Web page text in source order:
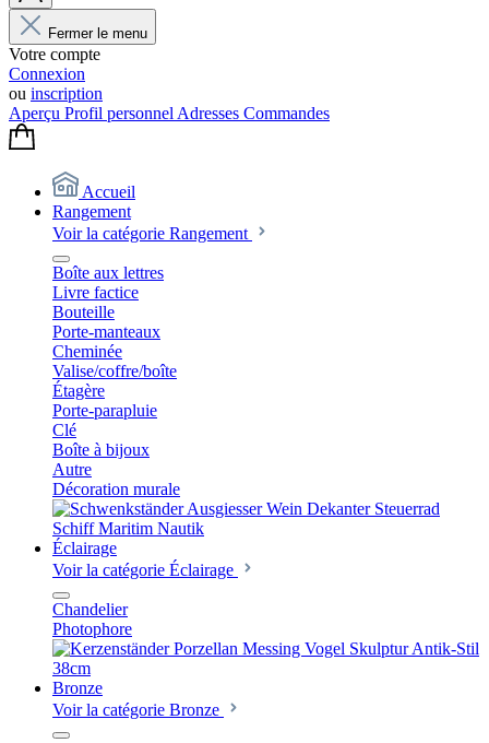
Fermer le menu
Votre compte
Connexion
ou inscription
Aperçu Profil personnel Adresses Commandes
Accueil
Rangement
Voir la catégorie Rangement
Boîte aux lettres
Livre factice
Bouteille
Porte-manteaux
Cheminée
Valise/coffre/boîte
Étagère
Porte-parapluie
Clé
Boîte à bijoux
Autre
Décoration murale
Éclairage
Voir la catégorie Éclairage
Chandelier
Photophore
Bronze
Voir la catégorie Bronze